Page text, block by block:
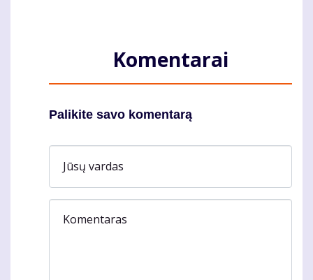
Komentarai
Palikite savo komentarą
Jūsų vardas
Komentaras